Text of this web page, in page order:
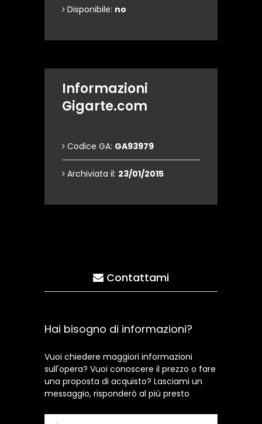
Disponibile: no
Informazioni
Gigarte.com
Codice GA: GA93979
Archiviata il: 23/01/2015
Contattami
Hai bisogno di informazioni?
Vuoi chiedere maggiori informazioni
sull'opera? Vuoi conoscere il prezzo o fare
una proposta di acquisto? Lasciami un
messaggio, risponderò al più presto